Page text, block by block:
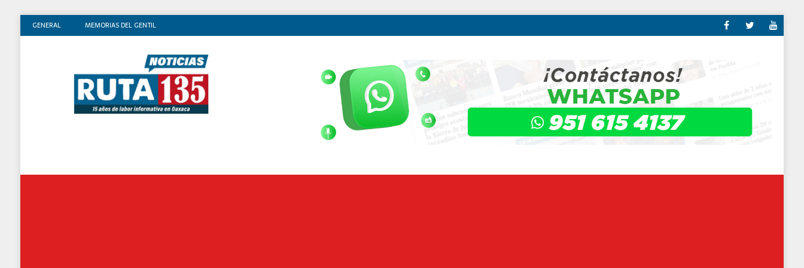
GENERAL MEMORIAS DEL GENTIL